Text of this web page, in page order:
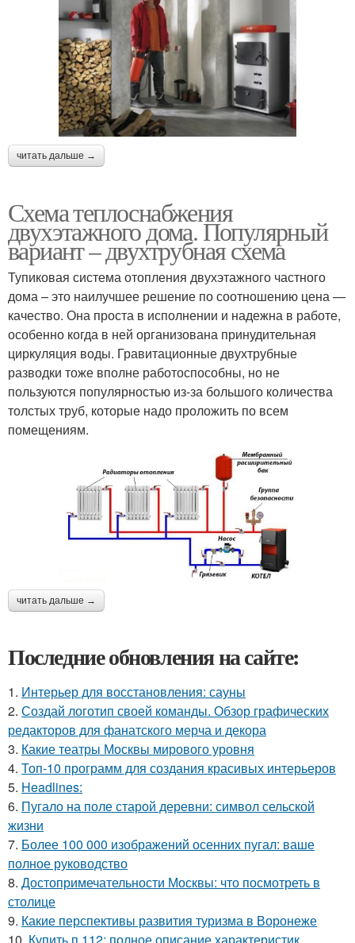
читать дальше →
Схема теплоснабжения
двухэтажного дома. Популярный
вариант – двухтрубная схема
Тупиковая система отопления двухэтажного частного
дома – это наилучшее решение по соотношению цена —
качество. Она проста в исполнении и надежна в работе,
особенно когда в ней организована принудительная
циркуляция воды. Гравитационные двухтрубные
разводки тоже вполне работоспособны, но не
пользуются популярностью из-за большого количества
толстых труб, которые надо проложить по всем
помещениям.
читать дальше →
Последние обновления на сайте:
1. Интерьер для восстановления: сауны
2. Создай логотип своей команды. Обзор графических
редакторов для фанатского мерча и декора
3. Какие театры Москвы мирового уровня
4. Топ-10 программ для создания красивых интерьеров
5. Headlines:
6. Пугало на поле старой деревни: символ сельской
жизни
7. Более 100 000 изображений осенних пугал: ваше
полное руководство
8. Достопримечательности Москвы: что посмотреть в
столице
9. Какие перспективы развития туризма в Воронеже